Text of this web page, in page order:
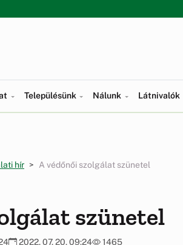
Településünk Nálunk Látnivalók
hír A védőnői szolgálat szünetel
szünetel
2022. 07. 20. 09:24 1465